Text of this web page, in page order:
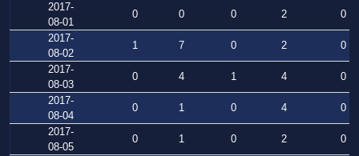
2017-
08-01
0 0 0 2
0
2017-
08-02
1 7 0 2
0
2017-
08-03
0 4 1 4
0
2017-
08-04
0 1 0 4
0
2017-
08-05
0 1 0 2
0